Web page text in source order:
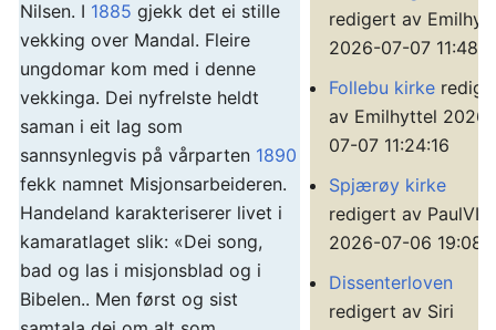
Nilsen. I 1885 gjekk det ei stille
vekking over Mandal. Fleire
ungdomar kom med i denne
vekkinga. Dei nyfrelste heldt
saman i eit lag som
sannsynlegvis på vårparten 1890
fekk namnet Misjonsarbeideren.
Handeland karakteriserer livet i
kamaratlaget slik: «Dei song,
bad og las i misjonsblad og i
Bibelen.. Men først og sist
redigert av
2026-07-07
Follebu kirke
av Emilhyttel 2026-
07-07 11:24:16
Spjærøy kirke
redigert av PaulVIF
2026-07-06
Dissenterloven
redigert av Siri